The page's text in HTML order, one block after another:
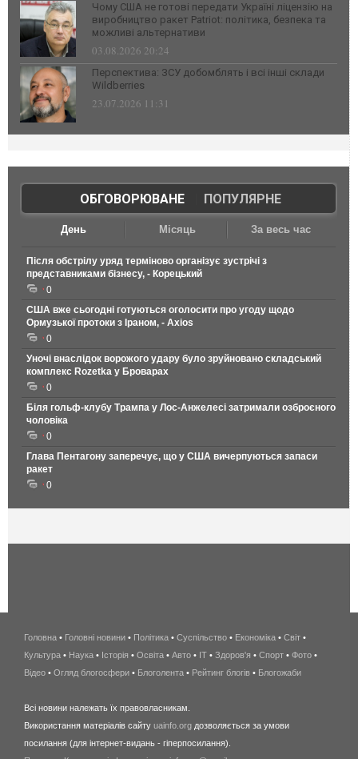
Чому США не готові передати Україні ліцензію на
виробництво ракет Patriot: політика, безпека та
можливі альтернативи
03.08.2026 20:24
Перспектива: ЗСУ добомблять і всі інші склади
Wildberries
23.07.2026 11:31
ОБГОВОРЮВАНЕ| ПОПУЛЯРНЕ
День Місяць За весь час
Після обстрілу уряд терміново організує зустрічі з
представниками бізнесу, - Корецький
0
США вже сьогодні готуються оголосити про угоду щодо
Ормузької протоки з Іраном, - Axios
0
Уночі внаслідок ворожого удару було зруйновано складський
комплекс Rozetka у Броварах
0
Біля гольф-клубу Трампа у Лос-Анжелесі затримали озброєного
чоловіка
0
Глава Пентагону заперечує, що у США вичерпуються запаси
ракет
0
беспроводной
интернет
киев
wimax
Головна • Головні новини • Політика • Суспільство • Економіка • Світ •
Культура • Наука • Історія • Освіта • Авто • IT • Здоров'я • Спорт • Фото •
Відео • Огляд блогосфери • Блоголента • Рейтинг блогів • Блогожаби
Всі новини належать їх правовласникам.
Використання матеріалів сайту uainfo.org дозволяється за умови
посилання (для інтернет-видань - гіперпосилання).